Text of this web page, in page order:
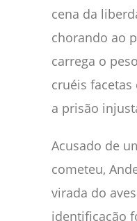
cena da
chorando ao
carrega o
cruéis
a prisão
Acusado de
cometeu,
virada do
identificação